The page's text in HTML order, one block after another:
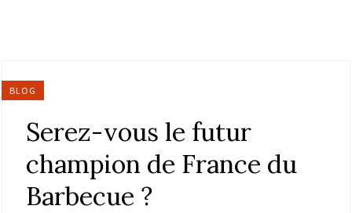
BLOG
Serez-vous le futur
champion de France du
Barbecue ?